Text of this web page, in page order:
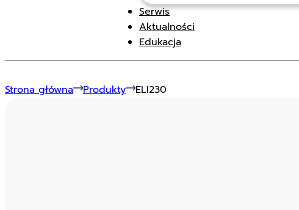
Serwis
Aktualności
Edukacja
Strona główna Produkty ELI230